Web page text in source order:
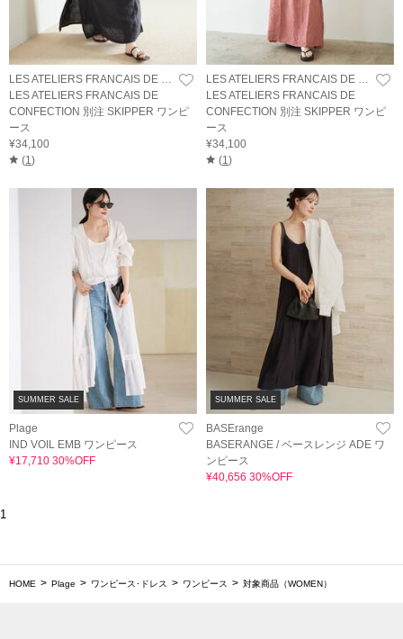
LES ATELIERS FRANCAIS DE CONFECTION
LES ATELIERS FRANCAIS DE
CONFECTION 別注 SKIPPER ワンピ
ース
¥34,100
(1)
LES ATELIERS FRANCAIS DE CONFECTION
LES ATELIERS FRANCAIS DE
CONFECTION 別注 SKIPPER ワンピ
ース
¥34,100
(1)
SUMMER SALE
Plage
IND VOIL EMB ワンピース
¥17,710 30%OFF
SUMMER SALE
BASErange
BASERANGE / ベースレンジ ADE ワ
ンピース
¥40,656 30%OFF
1
HOME Plage ワンピース･ドレス ワンピース 対象商品（WOMEN）